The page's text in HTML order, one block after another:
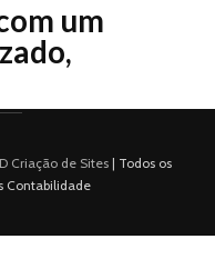
um
Criação de Sites| Todos os
Contabilidade